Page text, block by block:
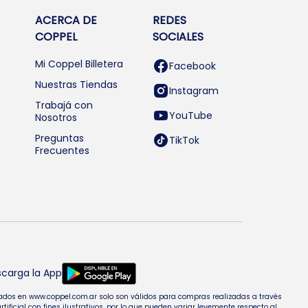
ACERCA DE
COPPEL
Mi Coppel Billetera
Nuestras Tiendas
Trabajá con
Nosotros
Preguntas
Frecuentes
REDES
SOCIALES
Facebook
Instagram
YouTube
TikTok
la App
en www.coppel.com.ar solo son válidos para compras realizadas a través